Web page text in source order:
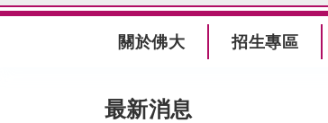
關於佛大 招生專區
最新消息